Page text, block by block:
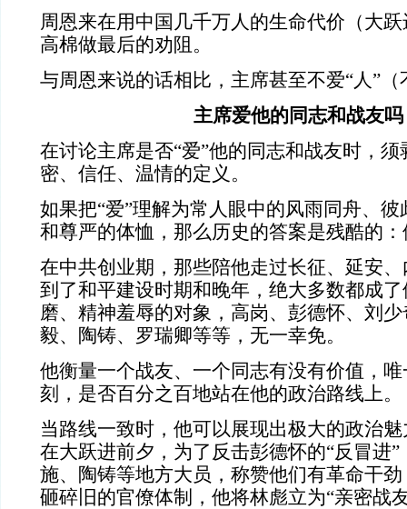
周恩来在用中国几千万人的生命代价（大
高棉做最后的劝阻。
与周恩来说的话相比，主席甚至不爱“人”
主席爱他的同志和战友
在讨论主席是否“爱”他的同志和战友时，
密、信任、温情的定义。
如果把“爱”理解为常人眼中的风雨同舟、
和尊严的体恤，那么历史的答案是残酷的
在中共创业期，那些陪他走过长征、延安
到了和平建设时期和晚年，绝大多数都成
磨、精神羞辱的对象，高岗、彭德怀、刘
毅、陶铸、罗瑞卿等等，无一幸免。
他衡量一个战友、一个同志有没有价值，
刻，是否百分之百地站在他的政治路线上。
当路线一致时，他可以展现出极大的政治
在大跃进前夕，为了反击彭德怀的“反冒进
施、陶铸等地方大员，称赞他们有革命干
砸碎旧的官僚体制，他将林彪立为“亲密战